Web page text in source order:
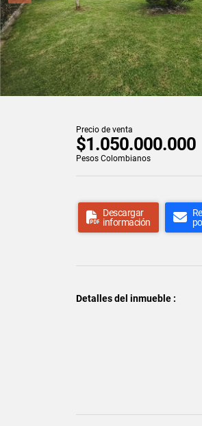
Precio de venta
$1.050.000.000
Pesos Colombianos
Descargar
información
Detalles del inmueble :